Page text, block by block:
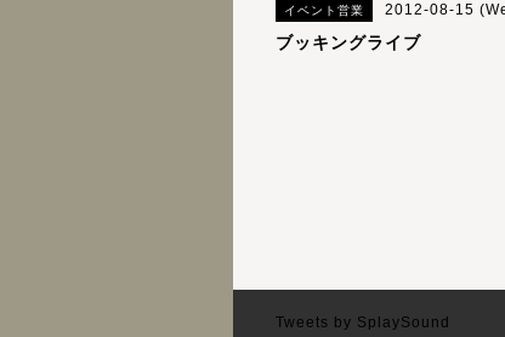
イベント営業 2012-08-15
ブッキングライブ
Tweets by SplaySound